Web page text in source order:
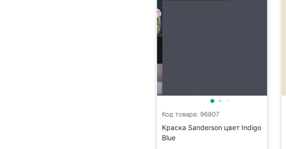
Код товара: 96807
Краска Sanderson цвет Indigo
Blue